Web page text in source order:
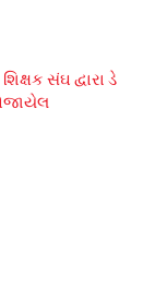
સંઘ દ્વારા ડે